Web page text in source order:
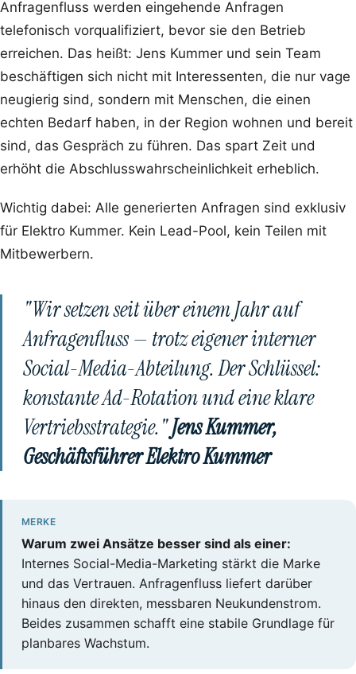
Anfragenfluss werden eingehende Anfragen
telefonisch vorqualifiziert, bevor sie den Betrieb
erreichen. Das heißt: Jens Kummer und sein Team
beschäftigen sich nicht mit Interessenten, die nur vage
neugierig sind, sondern mit Menschen, die einen
echten Bedarf haben, in der Region wohnen und bereit
sind, das Gespräch zu führen. Das spart Zeit und
erhöht die Abschlusswahrscheinlichkeit erheblich.
Wichtig dabei: Alle generierten Anfragen sind exklusiv
für Elektro Kummer. Kein Lead-Pool, kein Teilen mit
Mitbewerbern.
"Wir setzen seit über einem Jahr auf
Anfragenfluss — trotz eigener interner
Social-Media-Abteilung. Der Schlüssel:
konstante Ad-Rotation und eine klare
Vertriebsstrategie."Jens Kummer,
Geschäftsführer Elektro Kummer
MERKE
Warum zwei Ansätze besser sind als einer:
Internes Social-Media-Marketing stärkt die Marke
und das Vertrauen. Anfragenfluss liefert darüber
hinaus den direkten, messbaren Neukundenstrom.
Beides zusammen schafft eine stabile Grundlage für
planbares Wachstum.